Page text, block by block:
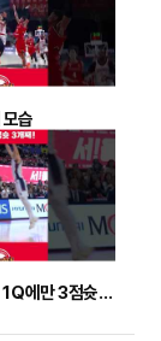
습
'백발백중 오재현' 1Q에만 3점슛 3개째!